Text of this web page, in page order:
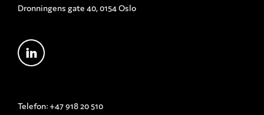
Dronningens gate 40, 0154 Oslo
Telefon: +47 918 20 510